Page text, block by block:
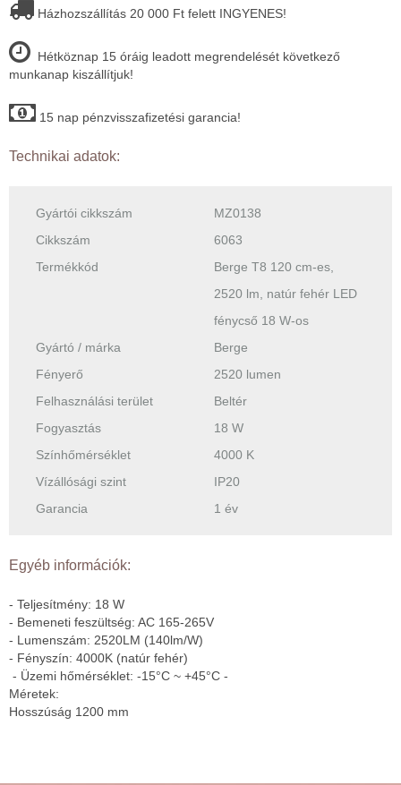
Házhozszállítás 20 000 Ft felett INGYENES!
Hétköznap 15 óráig leadott megrendelését következő
munkanap kiszállítjuk!
15 nap pénzvisszafizetési garancia!
Technikai adatok:
Gyártói cikkszám
MZ0138
Cikkszám
6063
Termékkód
Berge T8 120 cm-es,
2520 lm, natúr fehér LED
fénycső 18 W-os
Gyártó / márka
Berge
Fényerő
2520 lumen
Felhasználási terület
Beltér
Fogyasztás
18 W
Színhőmérséklet
4000 K
Vízállósági szint
IP20
Garancia
1 év
Egyéb információk:
- Teljesítmény: 18 W
- Bemeneti feszültség: AC 165-265V
- Lumenszám: 2520LM (140lm/W)
- Fényszín: 4000K (natúr fehér)
- Üzemi hőmérséklet: -15°C ~ +45°C -
Méretek:
Hosszúság 1200 mm